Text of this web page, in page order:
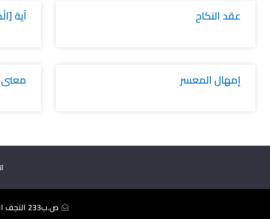
عقد النكاح آية
إمهال المعسر
ص.ب233 النجف الأشرف